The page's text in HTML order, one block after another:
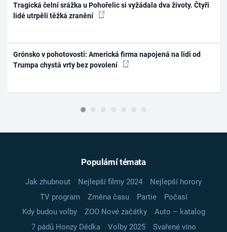
Tragická čelní srážka u Pohořelic si vyžádala dva životy. Čtyři
lidé utrpěli těžká zranění
Grónsko v pohotovosti: Americká firma napojená na lidi od
Trumpa chystá vrty bez povolení
Populární témata
Jak zhubnout Nejlepší filmy 2024
Nejlepší horory
TV program
Změna času Partie
Počasí
Kdy budou volby
ZOO Nové začátky
Auto – katalog
7 pádů Honzy Dědka
Volby 2025
Svařené víno